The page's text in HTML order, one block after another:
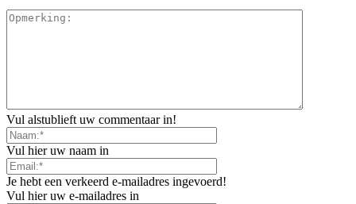
Vul alstublieft uw commentaar in!
Vul hier uw naam in
Je hebt een verkeerd e-mailadres ingevoerd!
Vul hier uw e-mailadres in